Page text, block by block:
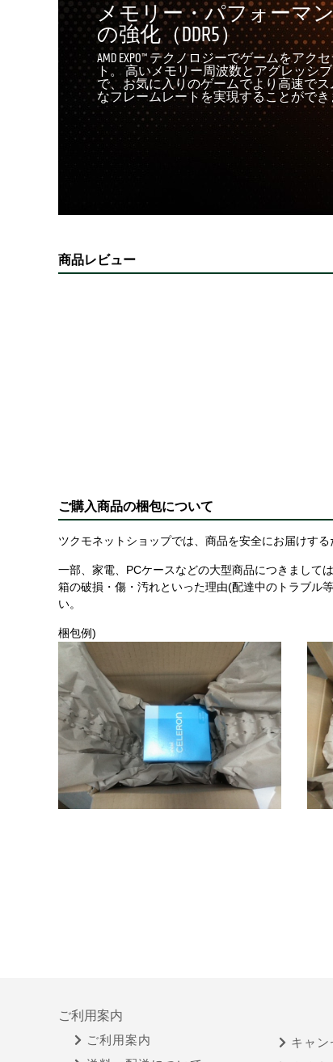
メモリー・パフォーマ
の強化（DDR5）
AMD EXPO™ テクノロジーでゲームをアク
ト。 高いメモリー周波数とアグレッシ
で、お気に入りのゲームでより高速でス
なフレームレートを実現することができ
商品レビュー
ご購入商品の梱包について
ツクモネットショップでは、商品を安全にお届けす
一部、家電、PCケースなどの大型商品につきまして
箱の破損・傷・汚れといった理由(配達中のトラブル
い。
梱包例)
ご利用案内
ご利用案内
キャン